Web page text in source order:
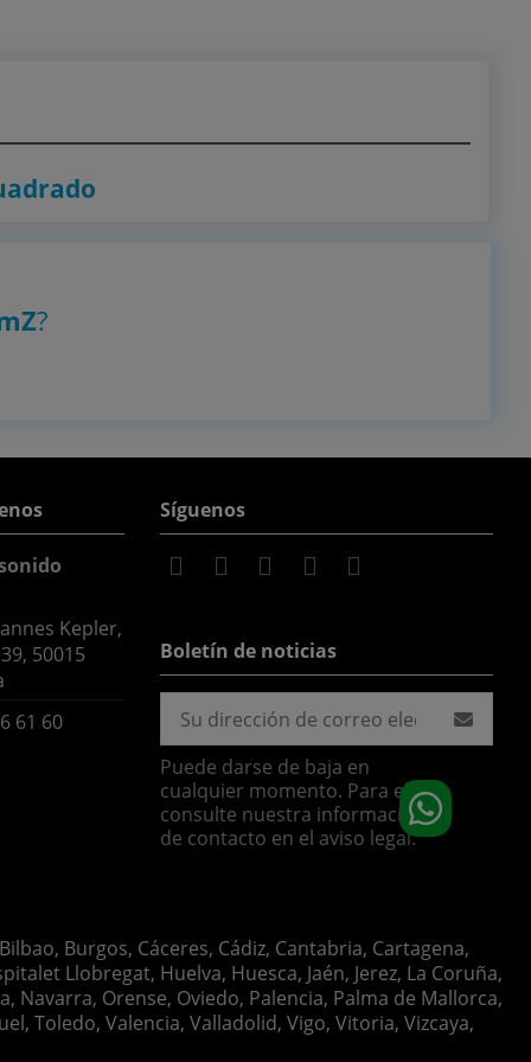
?
Kepler,
50015
61 60
Síguenos
Boletín de noticias
Puede darse de baja en
cualquier momento. Para ello,
consulte nuestra información
de contacto en el aviso legal.
Burgos, Cáceres, Cádiz, Cantabria, Cartagena,
Llobregat, Huelva, Huesca, Jaén, Jerez, La Coruña,
Navarra, Orense, Oviedo, Palencia, Palma de Mallorca,
Toledo, Valencia, Valladolid, Vigo, Vitoria, Vizcaya,